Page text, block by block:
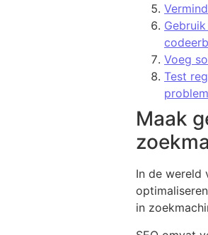
Voeg
Test
Maak
In de wereld
in